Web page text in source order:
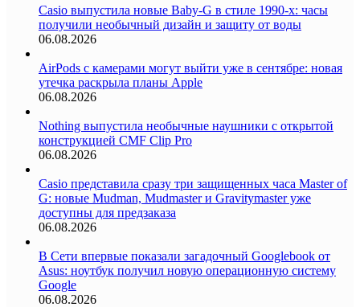
Casio выпустила новые Baby-G в стиле 1990-х: часы
получили необычный дизайн и защиту от воды
06.08.2026
AirPods с камерами могут выйти уже в сентябре: новая
утечка раскрыла планы Apple
06.08.2026
Nothing выпустила необычные наушники с открытой
конструкцией CMF Clip Pro
06.08.2026
Casio представила сразу три защищенных часа Master of
G: новые Mudman, Mudmaster и Gravitymaster уже
доступны для предзаказа
06.08.2026
В Сети впервые показали загадочный Googlebook от
Asus: ноутбук получил новую операционную систему
Google
06.08.2026